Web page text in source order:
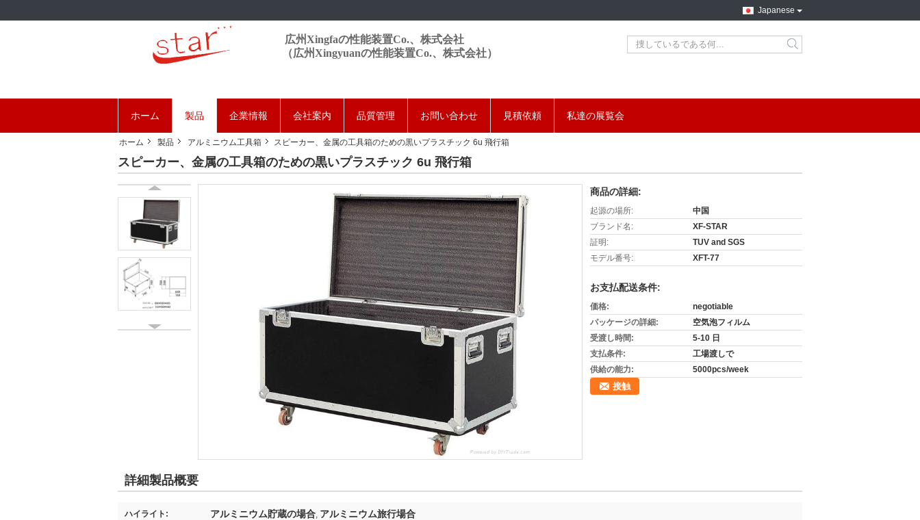
Japanese
広州Xingfaの性能装置Co.、株式会社
（広州Xingyuanの性能装置Co.、株式会社）
search
ホーム 製品 企業情報 会社案内 品質管理 お問い合わせ 見積依頼 私達の展覧会
ホーム 製品 アルミニウム工具箱 スピーカー、金属の工具箱のための黒いプラスチック 6u 飛行箱
スピーカー、金属の工具箱のための黒いプラスチック 6u 飛行箱
商品の詳細:
起源の場所:
中国
ブランド名:
XF-STAR
証明:
TUV and SGS
モデル番号:
XFT-77
お支払配送条件:
価格:
negotiable
パッケージの詳細:
空気泡フィルム
受渡し時間:
5-10 日
支払条件:
工場渡しで
供給の能力:
5000pcs/week
接触
詳細製品概要
ハイライト: アルミニウム貯蔵の場合, アルミニウム旅行場合